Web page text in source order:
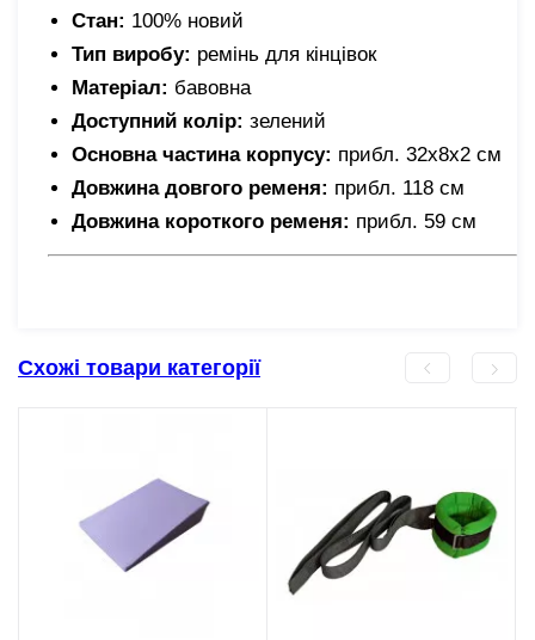
Стан: 100% новий
Тип виробу: ремінь для кінцівок
Матеріал: бавовна
Доступний колір: зелений
Основна частина корпусу: прибл. 32х8х2 см
Довжина довгого ременя: прибл. 118 см
Довжина короткого ременя: прибл. 59 см
Схожі товари категорії